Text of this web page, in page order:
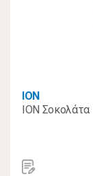
ΙΟΝ
ION